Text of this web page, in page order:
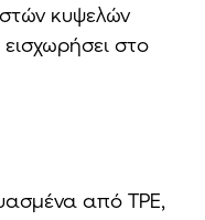
κυψελών
στο
από TPE,